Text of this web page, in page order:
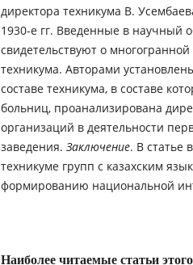
директора техникума В.
1930-е гг. Введенные в научный
свидетельствуют о
техникума. Авторами
составе техникума, в составе
больниц, проанализирована
организаций в деятельности
заведения. Заключение. В статье
техникуме групп с казахским
формированию национальной
Наиболее читаемые статьи